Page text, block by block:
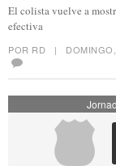
El colista vuelve a
efectiva
POR RD |